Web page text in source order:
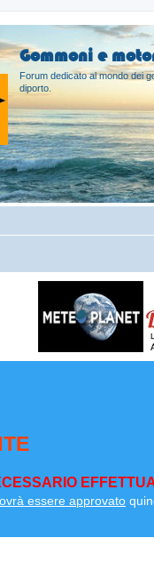
Gommoni e
Forum dedicato al mondo dei
diporto.
essere approvato